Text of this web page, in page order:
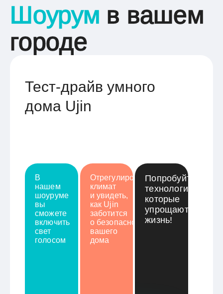
Шоурум в вашем
городе
Тест-драйв умного
дома Ujin
В
нашем
шоуруме
вы
сможете
включить
свет
голосом
Отрегулировать
климат
и увидеть,
как Ujin
заботится
о безопасности
вашего
дома
Попробуйте
технологии,
которые
упрощают
жизнь!